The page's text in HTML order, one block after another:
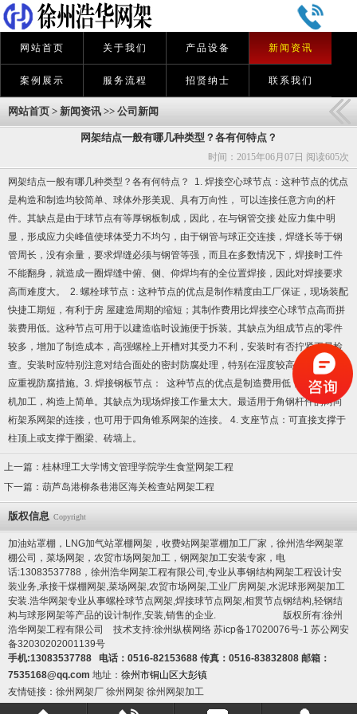
网站首页 关于我们 产品设备 新闻资讯
案例展示 服务流程 招贤纳士 联系我们
网站首页 > 新闻资讯 >> 公司新闻
网架结点一般有哪几种类型？各有何特点？
时间：2015年06月07日 阅读605次
网架结点一般有哪几种类型？各有何特点？ 1. 焊接空心球节点：这种节点的优点
是构造和制造均较简单、球体外形美观、具有万向性， 可以连接任意方向的杆
件。其缺点是由于球节点有等厚钢板制成，因此，在与钢管交接 处应力集中明
显，形成应力尖峰值使球体受力不均匀，由于钢管与球正交连接，焊缝长等于钢
管周长，没有余量，要求焊缝必须与钢管等强，而且在多数情况下，焊接时工件
不能翻身，就造成一圈焊缝中俯、侧、仰焊均有的全位置焊接，因此对焊接要求
高而难度大。 2. 螺栓球节点：这种节点的优点是制作精度由工厂保证，现场装配
快捷工期短，有利于房 屋建造周期的缩短；其制作费用比焊接空心球节点高而拼
装费用低。这种节点可用于以建造临时设施便于拆装。其缺点为组成节点的零件
较多，增加了制造成本，高强螺栓上开槽对其受力不利，安装时有否拧紧不易检
查。安装时应特别注意对结合面处的密封防腐处理，特别在湿度较高的南方地区
应重视防腐措施。3. 焊接钢板节点： 这种节点的优点是制造费用低，不需要大量
机加工，构造上简单。其缺点为现场焊接工作量太大。最适用于角钢杆件的两向
桁架系网架的连接，也可用于四角锥系网架的连接。 4. 支座节点：可直接支撑于
柱顶上或支撑于圈梁、砖墙上。
上一篇： 桂林理工大学博文管理学院学生食堂网架工程
下一篇： 葫芦岛港柳条巷港区海关检查站网架工程
版权信息 Copyright
加油站罩棚，LNG加气站罩棚网架，收费站网架罩棚加工厂家，徐州浩华网架罩
棚公司，菜场网架，农贸市场网架加工，钢网架加工安装专家，电
话:13083537788，徐州浩华网架工程有限公司,专业从事钢结构网架工程设计安
装业务,承接干煤棚网架,菜场网架,农贸市场网架,工业厂房网架,水泥球形网架加工
安装.浩华网架专业从事螺栓球节点网架,焊接球节点网架,相贯节点钢结构,轻钢结
构与球形网架等产品的设计制作,安装,销售的企业. 版权所有:徐州
浩华网架工程有限公司 技术支持:徐州纵横网络 苏icp备17020076号-1 苏公网安
备32030202001139号
手机:13083537788 电话：0516-82153688 传真：0516-83832808 邮箱：
7535168@qq.com 地址： 徐州市铜山区大彭镇
友情链接： 徐州网架厂 徐州网架 徐州网架加工